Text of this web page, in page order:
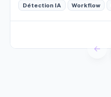
Détection IA Workflow